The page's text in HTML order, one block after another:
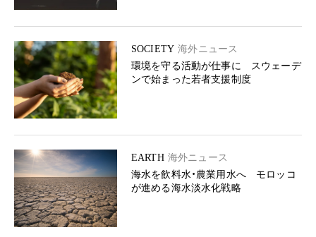
SOCIETY 海外ニュース
環境を守る活動が仕事に スウェーデ
ンで始まった若者支援制度
EARTH 海外ニュース
海水を飲料水・農業用水へ モロッコ
が進める海水淡水化戦略